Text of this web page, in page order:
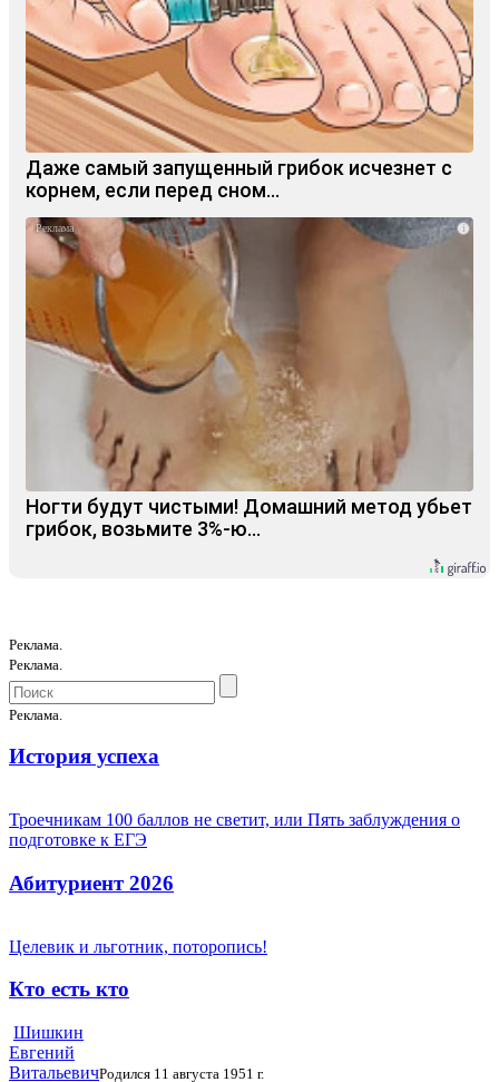
Даже самый запущенный грибок исчезнет с
корнем, если перед сном…
i
Ногти будут чистыми! Домашний метод убьет
грибок, возьмите 3%-ю…
Реклама.
Реклама.
Реклама.
История успеха
Троечникам 100 баллов не светит, или Пять заблуждения о
подготовке к ЕГЭ
Абитуриент 2026
Целевик и льготник, поторопись!
Кто есть кто
Шишкин
Евгений
ВитальевичРодился 11 августа 1951 г.